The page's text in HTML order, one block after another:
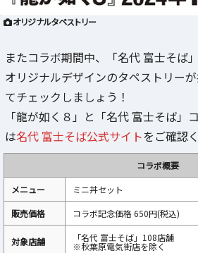
オリジナルタペストリー
またコラボ期間中、「名代 富士そば
オリジナルデザインのタペストリー
てチェックしましょう！
「龍が如く８」と「名代 富士そば」
は名代 富士そば公式サイトをご確認
コラボ概要
メニュー
ミニ丼セット
販売価格
コラボ記念価格 650円(税込)
対象店舗 「名代 富士そば」108店舗
※秋葉原電気街店を除く